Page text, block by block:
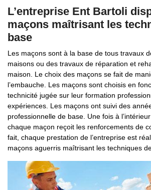
L’entreprise Ent Bartoli
maçons maîtrisant les
base
Les maçons sont à la base de tous travaux
maisons ou des travaux de réparation et
maison. Le choix des maçons se fait de
l’embauche. Les maçons sont choisis en
technicité jugée sur leur formation
expériences. Les maçons ont suivi des
professionnelle de base. Une fois à l’intérieur
chaque maçon reçoit les renforcements de
fait, chaque prestation de l’entreprise est
maçons aguerris maîtrisant les techniques